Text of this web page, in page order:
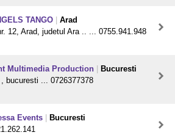
TANGO
Arad
12, Arad, judetul Ara .. ... 0755.941.948
Multimedia Production
Bucuresti
bucuresti ... 0726377378
Events
Bucuresti